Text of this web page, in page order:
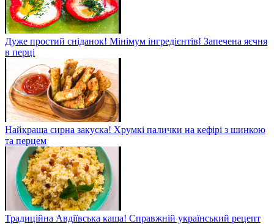
Дуже простий сніданок! Мінімум інгредієнтів! Запечена яєчня
в перці
Найкраща сирна закуска! Хрумкі палички на кефірі з шинкою
та перцем
Традиційна Авдіївська каша! Справжній український рецепт